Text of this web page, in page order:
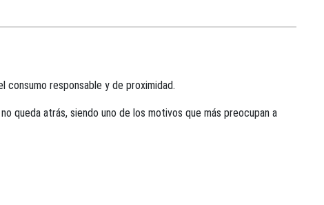
consumo responsable y de proximidad.
queda atrás, siendo uno de los motivos que más preocupan a